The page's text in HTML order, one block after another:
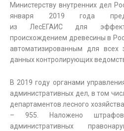
Министерству внутренних дел
января 2019 года
из ЛесЕГАИС для
происхождением древесины в
автоматизированным для всех
данных контролирующих
В 2019 году органами
административных дел, в том
департаментов лесного
– 955. Наложено
административных